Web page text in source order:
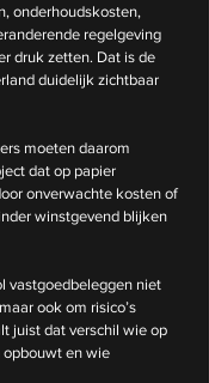
onderhoudskosten,
regelgeving
druk zetten. Dat is de
duidelijk zichtbaar
moeten daarom
dat op papier
onverwachte kosten of
winstgevend blijken
vastgoedbeleggen niet
ook om risico’s
juist dat verschil wie op
opbouwt en wie